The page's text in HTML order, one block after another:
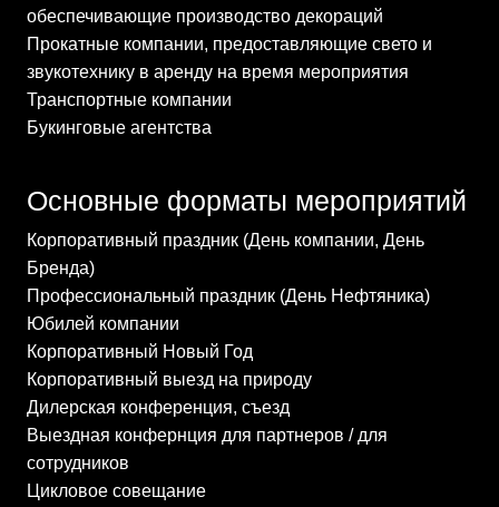
обеспечивающие производство декораций
Прокатные компании, предоставляющие свето и
звукотехнику в аренду на время мероприятия
Транспортные компании
Букинговые агентства
Основные форматы мероприятий
Корпоративный праздник (День компании, День
Бренда)
Профессиональный праздник (День Нефтяника)
Юбилей компании
Корпоративный Новый Год
Корпоративный выезд на природу
Дилерская конференция, съезд
Выездная конфернция для партнеров / для
сотрудников
Цикловое совещание